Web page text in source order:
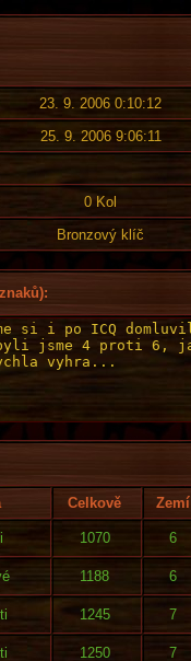
23. 9. 2006 0:10:12
25. 9. 2006 9:06:11
0 Kol
Bronzový klíč
Celkově Zemí
1070 6
1188 6
1245 7
1250 7